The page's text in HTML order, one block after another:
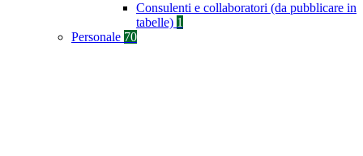
Consulenti e collaboratori (da pubblicare in
tabelle) 1
Personale 70